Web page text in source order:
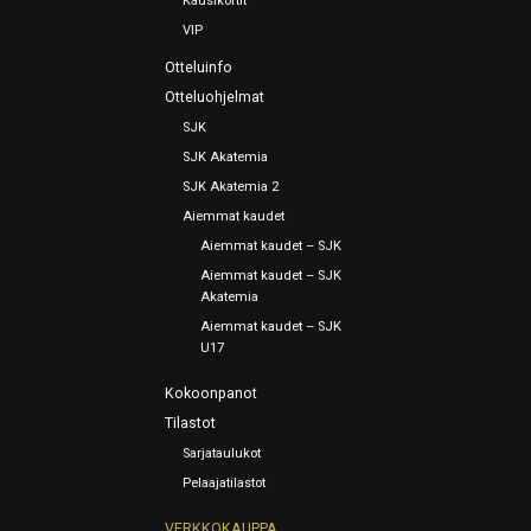
VIP
Otteluinfo
Otteluohjelmat
SJK
SJK Akatemia
SJK Akatemia 2
Aiemmat kaudet
Aiemmat kaudet – SJK
Aiemmat kaudet – SJK
Akatemia
Aiemmat kaudet – SJK
U17
Kokoonpanot
Tilastot
Sarjataulukot
Pelaajatilastot